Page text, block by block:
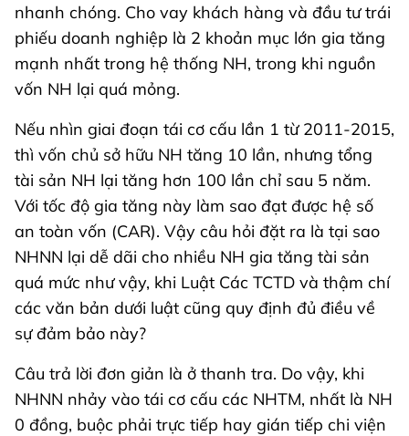
nhanh chóng. Cho vay khách hàng và đầu tư trái
phiếu doanh nghiệp là 2 khoản mục lớn gia tăng
mạnh nhất trong hệ thống NH, trong khi nguồn
vốn NH lại quá mỏng.
Nếu nhìn giai đoạn tái cơ cấu lần 1 từ 2011-2015,
thì vốn chủ sở hữu NH tăng 10 lần, nhưng tổng
tài sản NH lại tăng hơn 100 lần chỉ sau 5 năm.
Với tốc độ gia tăng này làm sao đạt được hệ số
an toàn vốn (CAR). Vậy câu hỏi đặt ra là tại sao
NHNN lại dễ dãi cho nhiều NH gia tăng tài sản
quá mức như vậy, khi Luật Các TCTD và thậm chí
các văn bản dưới luật cũng quy định đủ điều về
sự đảm bảo này?
Câu trả lời đơn giản là ở thanh tra. Do vậy, khi
NHNN nhảy vào tái cơ cấu các NHTM, nhất là NH
0 đồng, buộc phải trực tiếp hay gián tiếp chi viện